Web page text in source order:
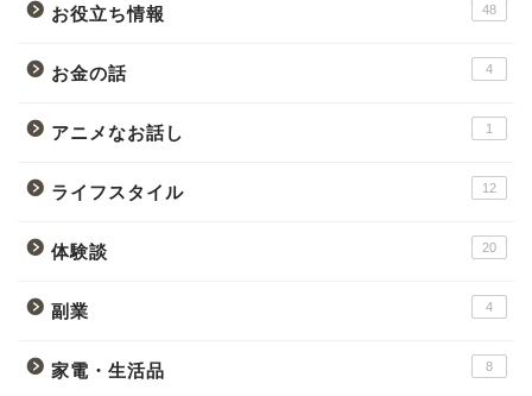
お役立ち情報 48
お金の話 4
アニメなお話し 1
ライフスタイル 12
体験談 20
副業 4
家電・生活品 8